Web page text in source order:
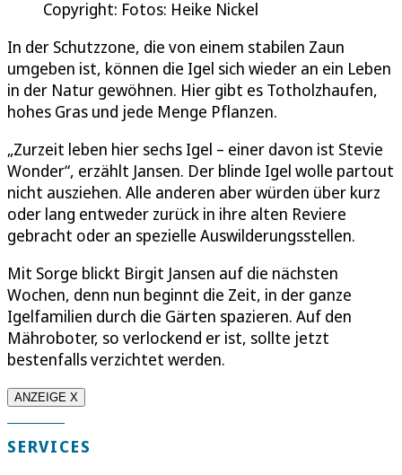
Copyright: Fotos: Heike Nickel
In der Schutzzone, die von einem stabilen Zaun
umgeben ist, können die Igel sich wieder an ein Leben
in der Natur gewöhnen. Hier gibt es Totholzhaufen,
hohes Gras und jede Menge Pflanzen.
„Zurzeit leben hier sechs Igel – einer davon ist Stevie
Wonder“, erzählt Jansen. Der blinde Igel wolle partout
nicht ausziehen. Alle anderen aber würden über kurz
oder lang entweder zurück in ihre alten Reviere
gebracht oder an spezielle Auswilderungsstellen.
Mit Sorge blickt Birgit Jansen auf die nächsten
Wochen, denn nun beginnt die Zeit, in der ganze
Igelfamilien durch die Gärten spazieren. Auf den
Mähroboter, so verlockend er ist, sollte jetzt
bestenfalls verzichtet werden.
ANZEIGE X
SERVICES